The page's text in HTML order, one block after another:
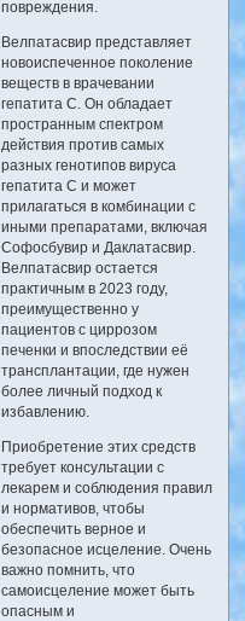
повреждения.
Велпатасвир представляет
новоиспеченное поколение
веществ в врачевании
гепатита C. Он обладает
пространным спектром
действия против самых
разных генотипов вируса
гепатита C и может
прилагаться в комбинации с
иными препаратами, включая
Софосбувир и Даклатасвир.
Велпатасвир остается
практичным в 2023 году,
преимущественно у
пациентов с циррозом
печенки и впоследствии её
трансплантации, где нужен
более личный подход к
избавлению.
Приобретение этих средств
требует консультации с
лекарем и соблюдения правил
и нормативов, чтобы
обеспечить верное и
безопасное исцеление. Очень
важно помнить, что
самоисцеление может быть
опасным и